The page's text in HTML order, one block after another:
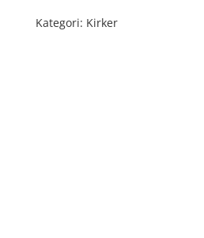
Kategori: Kirker